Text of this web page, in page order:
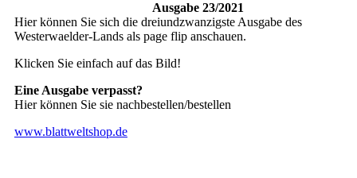
Ausgabe 23/2021
Hier können Sie sich die dreiundzwanzigste Ausgabe des
Westerwaelder-Lands als page flip anschauen.
Klicken Sie einfach auf das Bild!
Eine Ausgabe verpasst?
Hier können Sie sie nachbestellen/bestellen
www.blattweltshop.de